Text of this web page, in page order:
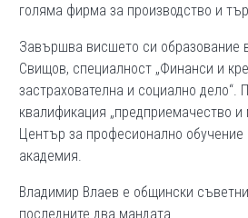
голяма фирма за производство и
Завършва висшето си образование
Свищов, специалност „Финанси и
застрахователна и социално дело“.
квалификация „предприемачество
Център за професионално
академия.
Владимир Влаев е общински
последните два мандата.